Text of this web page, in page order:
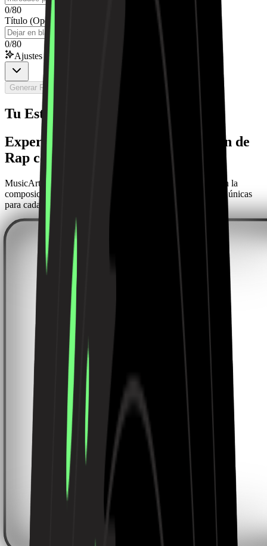
0/80
Título (Opcional)
0/80
Ajustes Pro
Generar Rap Gratis Ahora
Tu Estudio de Rap con IA
Experimenta el Poder de la Creación de
Rap con IA
MusicArt ofrece herramientas avanzadas de IA que facilitan la
composición, el modelado y la exportación de pistas de rap únicas
para cada creador.